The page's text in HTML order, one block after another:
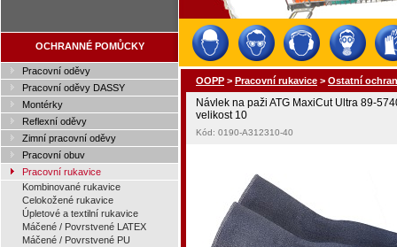
OCHRANNÉ POMŮCKY
Pracovní oděvy
Pracovní oděvy DASSY
Montérky
Reflexní oděvy
Zimní pracovní oděvy
Pracovní obuv
Pracovní rukavice
Kombinované rukavice
Celokožené rukavice
Úpletové a textilní rukavice
Máčené / Povrstvené LATEX
Máčené / Povrstvené PU
OOPP > Pracovní rukavice > Ostatní
Návlek na paži ATG MaxiCut Ultra 89-
velikost 10
Kód: 0190-A312310-40